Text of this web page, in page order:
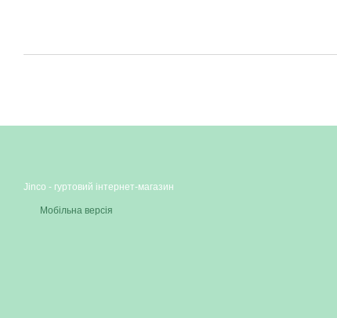
Jinco - гуртовий інтернет-магазин
Мобільна версія